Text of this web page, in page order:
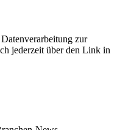
zur
jederzeit über den Link in